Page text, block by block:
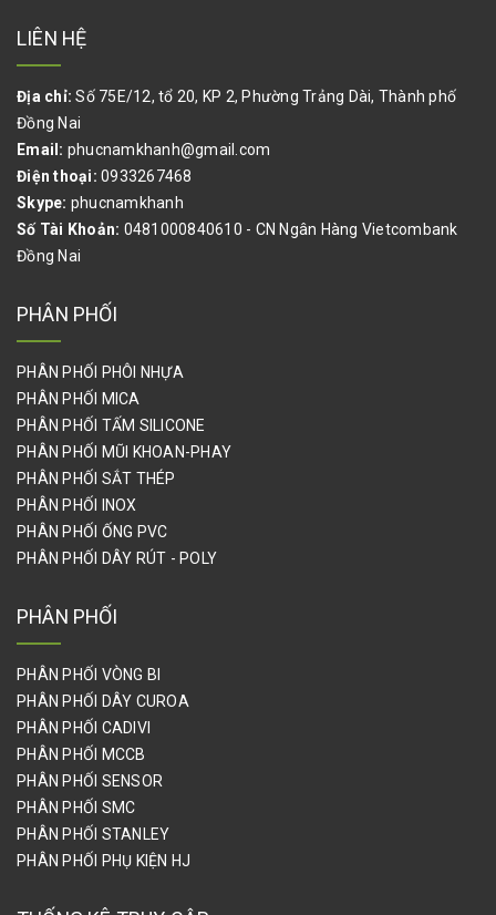
LIÊN HỆ
Địa chỉ: Số 75E/12, tổ 20, KP 2, Phường Trảng Dài, Thành phố
Đồng Nai
Email: phucnamkhanh@gmail.com
Điện thoại: 0933267468
Skype: phucnamkhanh
Số Tài Khoản: 0481000840610 - CN Ngân Hàng Vietcombank
Đồng Nai
PHÂN PHỐI
PHÂN PHỐI PHÔI NHỰA
PHÂN PHỐI MICA
PHÂN PHỐI TẤM SILICONE
PHÂN PHỐI MŨI KHOAN-PHAY
PHÂN PHỐI SẮT THÉP
PHÂN PHỐI INOX
PHÂN PHỐI ỐNG PVC
PHÂN PHỐI DÂY RÚT - POLY
PHÂN PHỐI
PHÂN PHỐI VÒNG BI
PHÂN PHỐI DÂY CUROA
PHÂN PHỐI CADIVI
PHÂN PHỐI MCCB
PHÂN PHỐI SENSOR
PHÂN PHỐI SMC
PHÂN PHỐI STANLEY
PHÂN PHỐI PHỤ KIỆN HJ